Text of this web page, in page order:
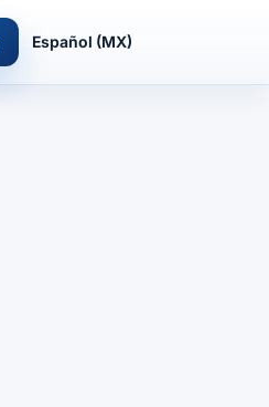
Español (MX)